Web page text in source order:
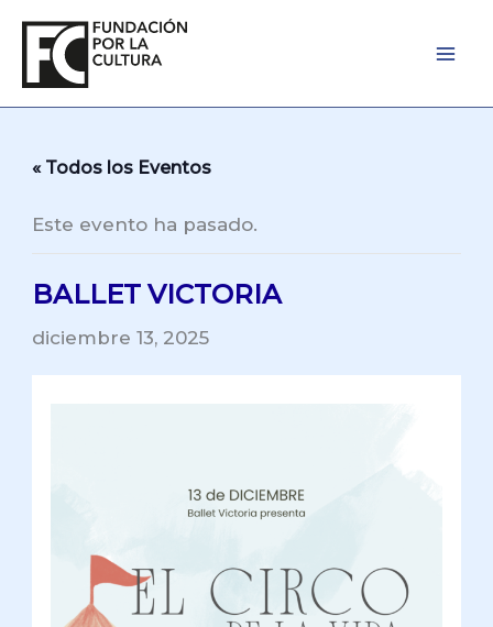
contenido
« Todos los Eventos
Este evento ha pasado.
BALLET VICTORIA
diciembre 13, 2025